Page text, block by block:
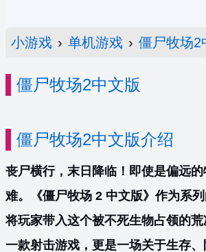
小游戏 › 单机游戏 › 僵尸牧场2
僵尸牧场2中文版
僵尸牧场2中文版介绍
丧尸横行，末日降临！即使是偏远
难。《僵尸牧场 2 中文版》作为系列
将玩家带入这个被不死生物占领的
一款射击游戏，更是一场关于生存